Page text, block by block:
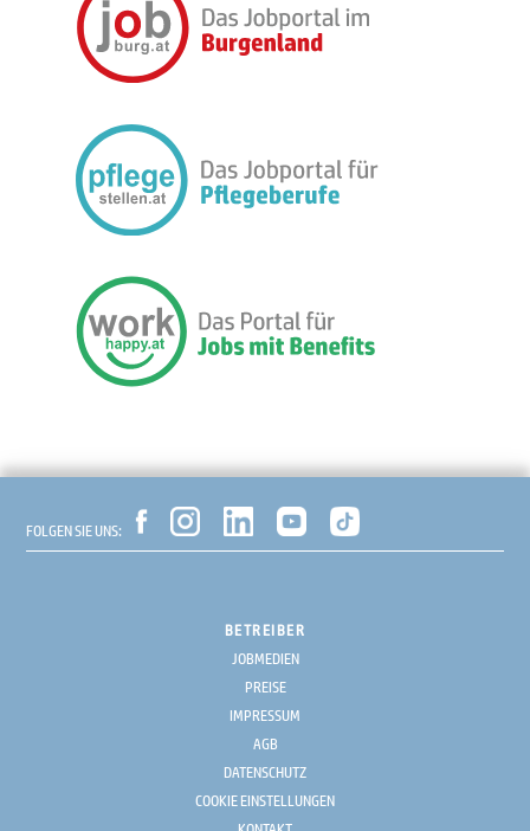
FOLGEN SIE UNS:
BETREIBER
JOBMEDIEN
PREISE
IMPRESSUM
AGB
DATENSCHUTZ
COOKIE EINSTELLUNGEN